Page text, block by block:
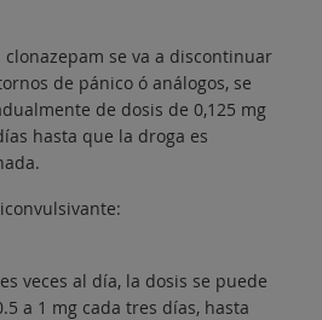
se va a discontinuar
de pánico ó análogos, se
de dosis de 0,125 mg
hasta que la droga es
veces al día, la dosis se puede
a 1 mg cada tres días, hasta